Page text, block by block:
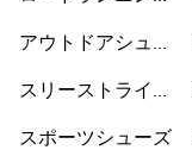
アウトドアシュー
スリーストライプ
スポーツシューズ